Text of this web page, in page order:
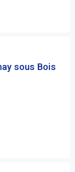
sous Bois